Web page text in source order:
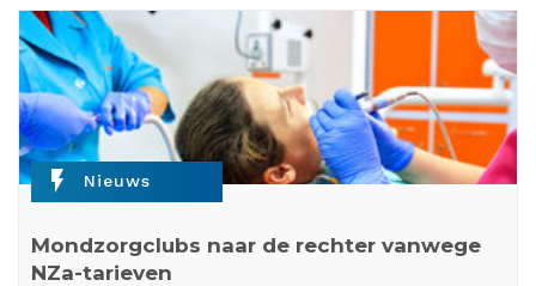
flash_on Nieuws
Mondzorgclubs naar de rechter vanwege
NZa-tarieven